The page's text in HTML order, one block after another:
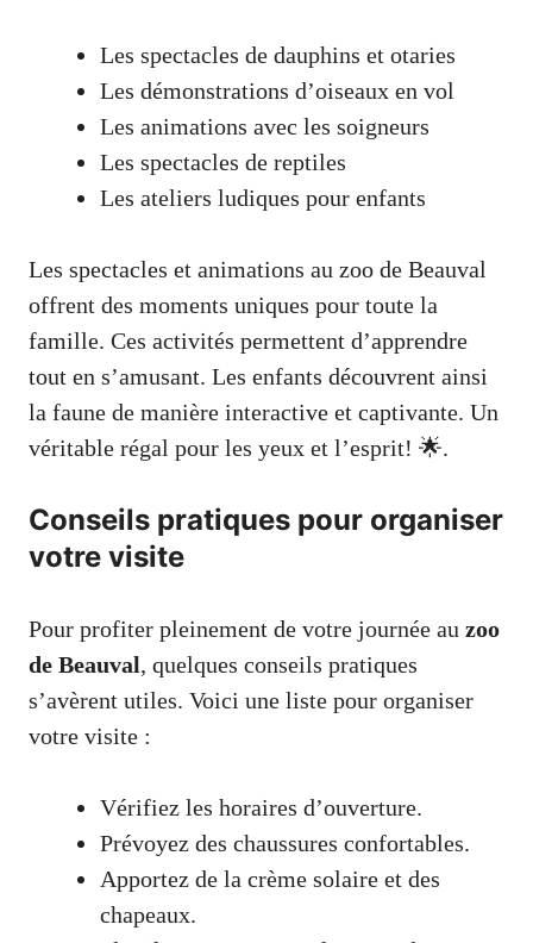
Les spectacles de dauphins et otaries
Les démonstrations d’oiseaux en vol
Les animations avec les soigneurs
Les spectacles de reptiles
Les ateliers ludiques pour enfants
Les spectacles et animations au zoo de Beauval
offrent des moments uniques pour toute la
famille. Ces activités permettent d’apprendre
tout en s’amusant. Les enfants découvrent ainsi
la faune de manière interactive et captivante. Un
véritable régal pour les yeux et l’esprit! 🌟.
Conseils pratiques pour organiser
votre visite
Pour profiter pleinement de votre journée au zoo
de Beauval, quelques conseils pratiques
s’avèrent utiles. Voici une liste pour organiser
votre visite :
Vérifiez les horaires d’ouverture.
Prévoyez des chaussures confortables.
Apportez de la crème solaire et des
chapeaux.